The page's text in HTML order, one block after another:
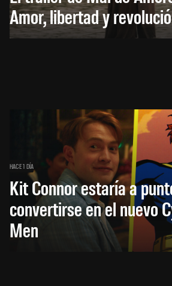
Amor, libertad y
HACE 1 DÍA
Kit Connor estaría a
convertirse en el nuevo
Men